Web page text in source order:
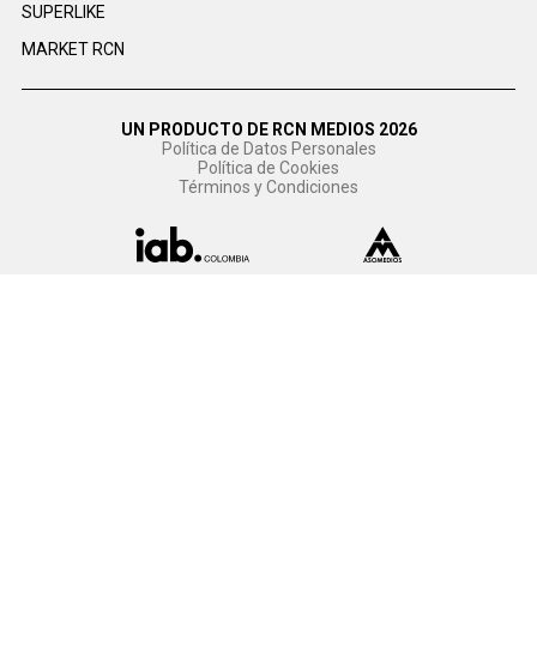
SUPERLIKE
MARKET RCN
UN PRODUCTO DE RCN MEDIOS 2026
Política de Datos Personales
Política de Cookies
Términos y Condiciones